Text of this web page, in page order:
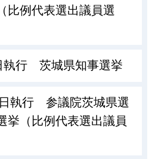
比例代表選出議員選
執行 茨城県知事選挙
執行 参議院茨城県選
挙（比例代表選出議員